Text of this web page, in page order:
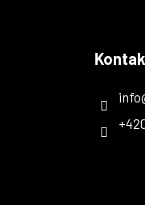
info